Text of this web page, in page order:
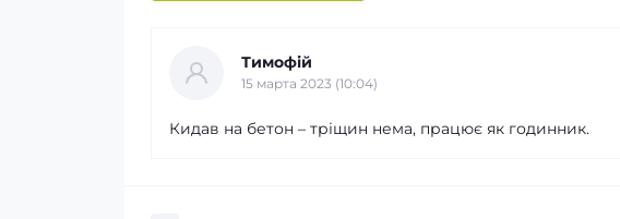
Тимофій
15 марта 2023 (10:04)
Кидав на бетон – тріщин нема, працює як годинник.